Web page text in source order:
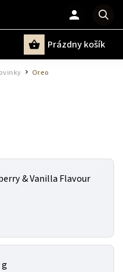
Prázdny košík
Oreo
& Vanilla Flavour